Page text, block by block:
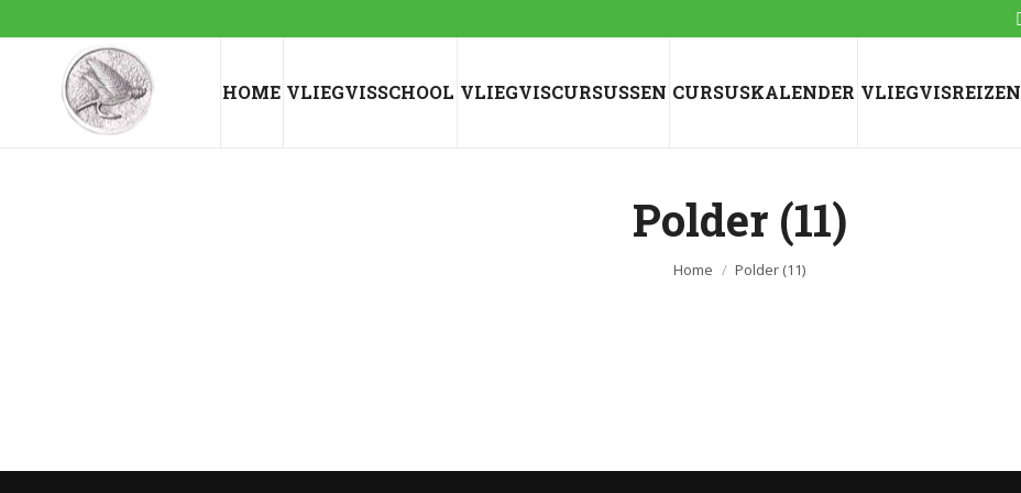
HOME VLIEGVISSCHOOL VLIEGVISCURSUSSEN CURSUSKALENDER VLIEGVISREIZEN
Polder (11)
Je bent hier:
Home Polder (11)